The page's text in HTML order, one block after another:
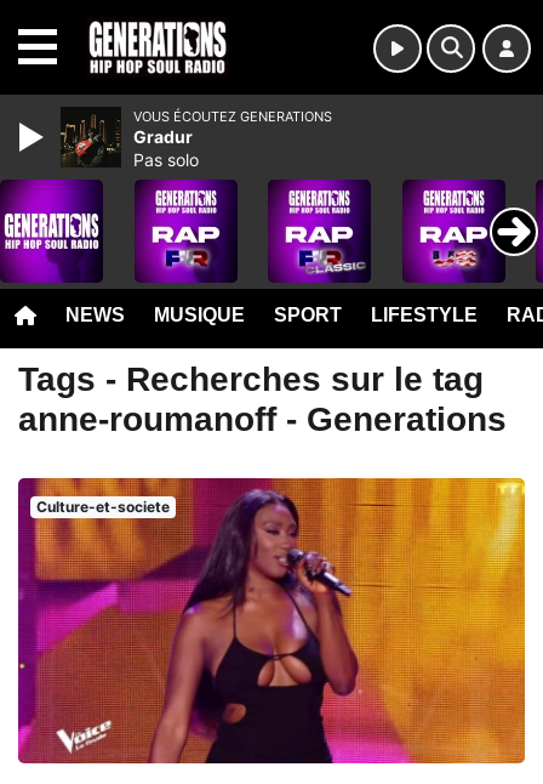
NEWS MUSIQUE SPORT LIFESTYLE
Tags - Recherches sur le tag
anne-roumanoff - Generations
Culture-et-societe
VOUS ÉCOUTEZ GENERATIONS
Gradur
Pas solo